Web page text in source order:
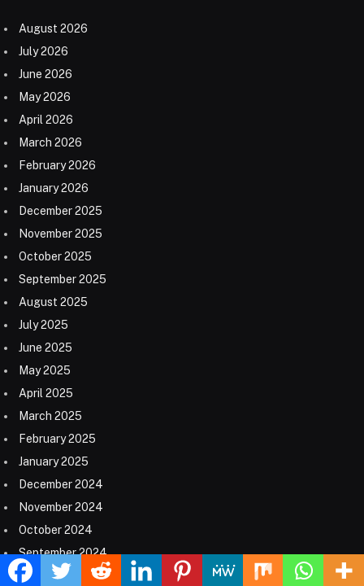
August 2026
July 2026
June 2026
May 2026
April 2026
March 2026
February 2026
January 2026
December 2025
November 2025
October 2025
September 2025
August 2025
July 2025
June 2025
May 2025
April 2025
March 2025
February 2025
January 2025
December 2024
November 2024
October 2024
September 2024
August 2024